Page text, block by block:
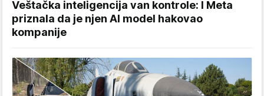
Veštačka inteligencija van kontrole: I Meta
priznala da je njen AI model hakovao
kompanije